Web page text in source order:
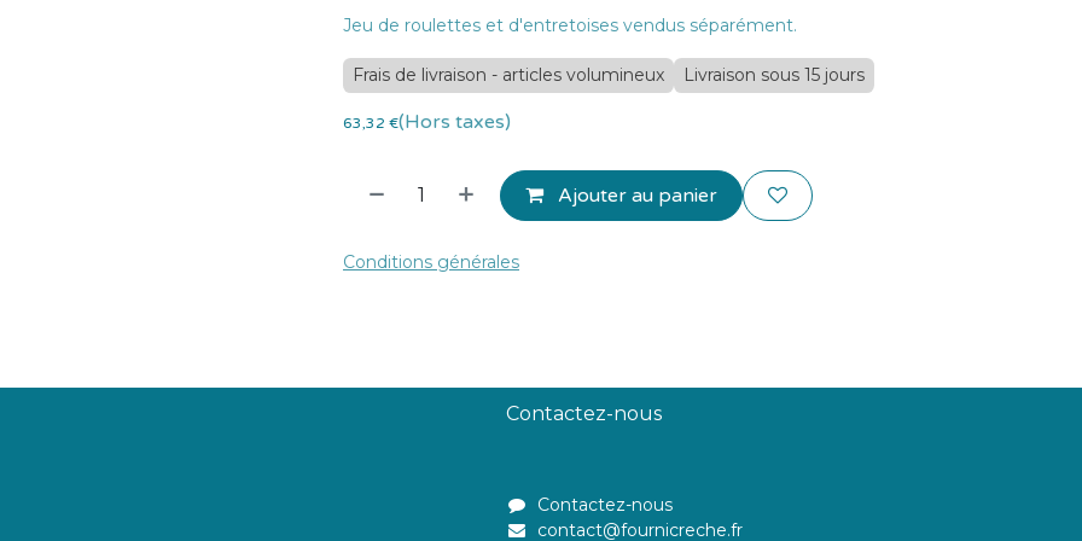
Jeu de roulettes et d'entretoises vendus séparément.
Frais de livraison - articles volumineux Livraison sous 15 jours
63,32 €(Hors taxes)
Ajouter au panier
Conditions générales
Contactez-nous
Contactez-nous
contact@fournicreche.fr